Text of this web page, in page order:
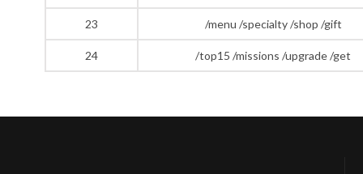
23 /menu /specialty /shop /gift
24 /top15 /missions /upgrade /get